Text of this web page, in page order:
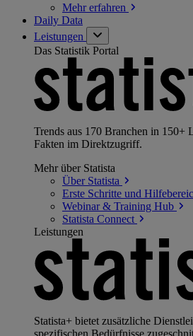
Mehrerfahren
Daily Data
Leistungen
Das Statistik Portal
Trends aus 170 Branchen in 150+
Fakten im Direktzugriff.
Mehr über Statista
Über Statista
Erste Schritte und
Webinar & Training Hub
Statista Connect
Leistungen
Statista+ bietet zusätzliche
spezifischen Bedürfnisse